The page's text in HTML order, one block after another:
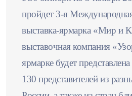
пройдет 3-я
выставка-ярмарка «Мир и
выставочная компания
ярмарке будет
130 представителей из